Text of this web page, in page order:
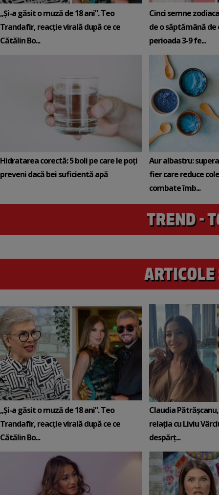
„Și-a găsit o muză de 18 ani”. Teo
Trandafir, reacție virală după ce ce
Cătălin Bo...
Cinci semne
de o săptămână de
perioada 3-9 fe...
Hidratarea corectă: 5 boli pe care le poți
preveni dacă bei suficientă apă
Aur albastru:
fier care reduce
combate îmb...
„Și-a găsit o muză de 18 ani”. Teo
Trandafir, reacție virală după ce ce
Cătălin Bo...
Claudia
relația cu Liviu
despărț...